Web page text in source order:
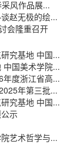
风作品展...
赵无极的绘...
会隆重召开
究基地 中国...
国美术学院...
年度浙江省高...
年第三批...
究基地 中国...
示
艺术哲学与...